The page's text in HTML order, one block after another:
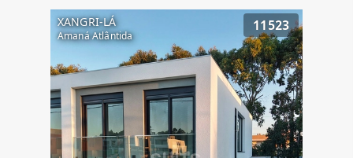
XANGRI-LÁ
Amaná Atlântida
11523